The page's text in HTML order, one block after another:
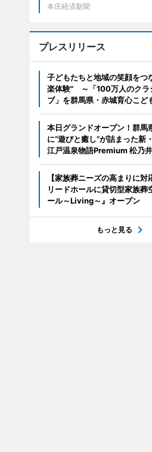
本庄経済新聞
プレスリリース
子どもたちと地域の笑顔をつ
楽体験" ～「100万人のクラ
ブ」を群馬県・赤城育心こど
本日グランドオープン！群馬
に“遊びと癒し”が詰まった新
江戸温泉物語Premium 松乃
【家族葬ニーズの高まりに対
リードホールに貸切型家族葬
ール～Living～』オープン
もっと見る